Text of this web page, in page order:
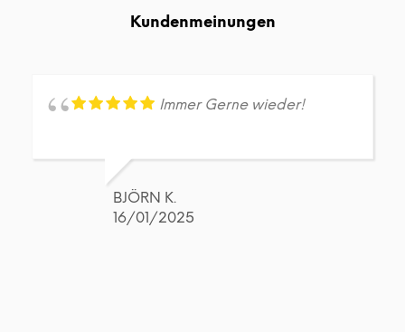
Optionen
Produktseite
Kundenmeinungen
Immer Gerne wieder!
BJÖRN K.
16/01/2025